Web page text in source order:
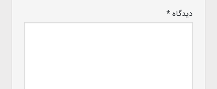
دیدگاه*